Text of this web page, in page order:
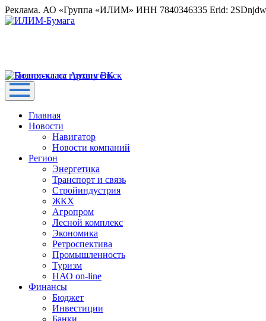
Реклама. АО «Группа «ИЛИМ» ИНН 7840346335 Erid:
Главная
Новости
Навигатор
Новости компаний
Регион
Энергетика
Транспорт и связь
Стройиндустрия
ЖКХ
Агропром
Лесной комплекс
Экономика
Ретроспектива
Промышленность
Туризм
НАО on-line
Финансы
Бюджет
Инвестиции
Банки